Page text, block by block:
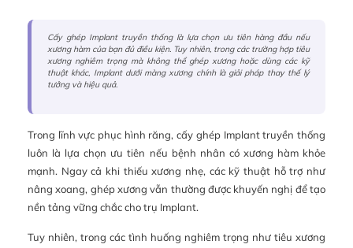
Cấy ghép Implant truyền thống là lựa chọn ưu tiên hàng đầu nếu
xương hàm của bạn đủ điều kiện. Tuy nhiên, trong các trường hợp tiêu
xương nghiêm trọng mà không thể ghép xương hoặc dùng các kỹ
thuật khác, Implant dưới màng xương chính là giải pháp thay thế lý
tưởng và hiệu quả.
Trong lĩnh vực phục hình răng, cấy ghép Implant truyền thống
luôn là lựa chọn ưu tiên nếu bệnh nhân có xương hàm khỏe
mạnh. Ngay cả khi thiếu xương nhẹ, các kỹ thuật hỗ trợ như
nâng xoang, ghép xương vẫn thường được khuyến nghị để tạo
nền tảng vững chắc cho trụ Implant.
Tuy nhiên, trong các tình huống nghiêm trọng như tiêu xương